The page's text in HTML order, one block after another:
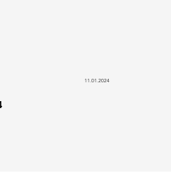
11.01.2024